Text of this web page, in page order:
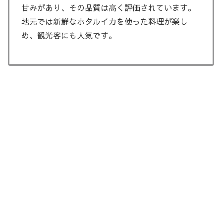
甘みがあり、その品質は高く評価されています。
地元では新鮮なホタルイカを使った料理が楽し
め、観光客にも人気です。